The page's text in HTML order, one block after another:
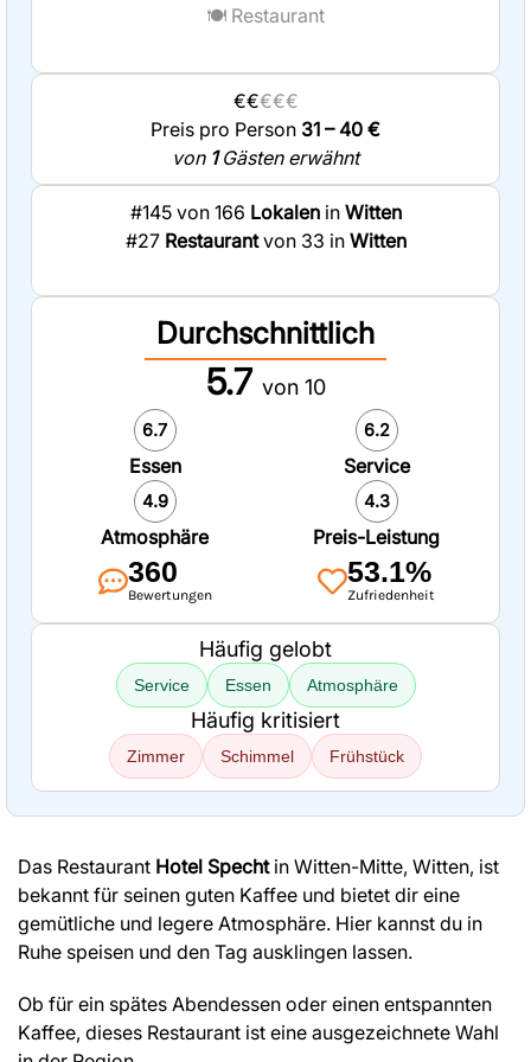
🍽️ Restaurant
€€€€€
Preis pro Person 31 – 40 €
von 1Gästen erwähnt
#145 von 166 Lokalenin Witten
#27 Restaurantvon 33 in Witten
Durchschnittlich
5.7 von 10
6.7
Essen
6.2
Service
4.9
Atmosphäre
4.3
Preis-Leistung
360
Bewertungen
53.1%
Zufriedenheit
Häufig gelobt
Service Essen Atmosphäre
Häufig kritisiert
Zimmer Schimmel Frühstück
Das Restaurant Hotel Spechtin Witten-Mitte, Witten, ist
bekannt für seinen guten Kaffee und bietet dir eine
gemütliche und legere Atmosphäre. Hier kannst du in
Ruhe speisen und den Tag ausklingen lassen.
Ob für ein spätes Abendessen oder einen entspannten
Kaffee, dieses Restaurant ist eine ausgezeichnete Wahl